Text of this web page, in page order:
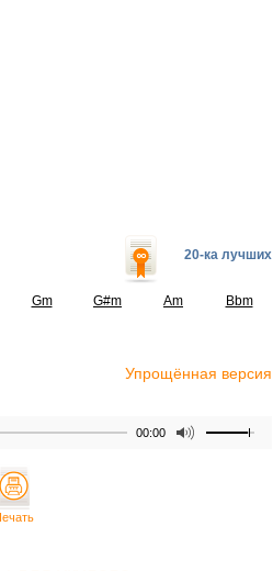
20-ка лучших
Gm G#m Am
Bbm
Упрощённая версия
00:00